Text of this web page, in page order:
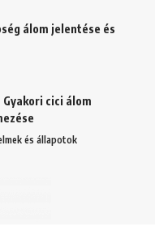
álom jelentése és
Gyakori cici álom
és állapotok